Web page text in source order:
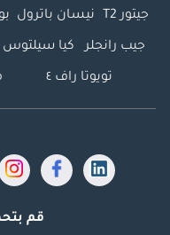
جيتور T2 نيسان باترول
جيب رانجلر كيا سيلتوس
تويوتا راف ٤
قم